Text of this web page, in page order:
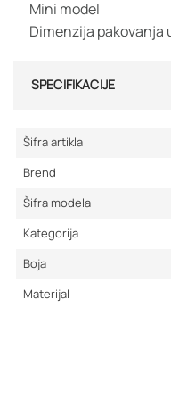
Mini model
Dimenzija pakovanja
SPECIFIKACIJE
Šifra artikla
Brend
Šifra modela
Kategorija
Boja
Materijal